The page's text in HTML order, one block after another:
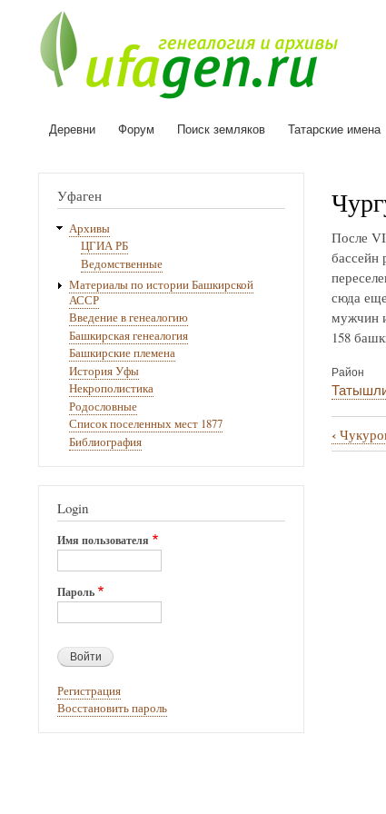
Основная
Деревни Форум Поиск земляков Татарские имена
После
бассейн
сюда
мужчин
158
Район
‹
Уфаген
Архивы
ЦГИА РБ
Ведомственные
Материалы по истории Башкирской
АССР
Введение в генеалогию
Башкирская генеалогия
Башкирские племена
История Уфы
Некрополистика
Родословные
Список поселенных мест 1877
Библиография
Login
Имя пользователя
Пароль
Регистрация
Восстановить пароль